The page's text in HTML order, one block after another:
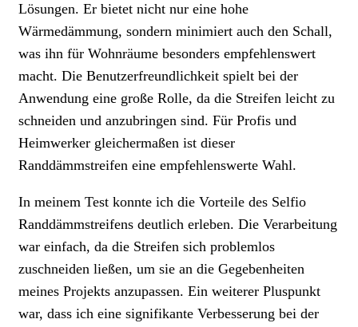
Lösungen. Er bietet nicht nur eine hohe
Wärmedämmung, sondern minimiert auch den Schall,
was ihn für Wohnräume besonders empfehlenswert
macht. Die Benutzerfreundlichkeit spielt bei der
Anwendung eine große Rolle, da die Streifen leicht zu
schneiden und anzubringen sind. Für Profis und
Heimwerker gleichermaßen ist dieser
Randdämmstreifen eine empfehlenswerte Wahl.
In meinem Test konnte ich die Vorteile des Selfio
Randdämmstreifens deutlich erleben. Die Verarbeitung
war einfach, da die Streifen sich problemlos
zuschneiden ließen, um sie an die Gegebenheiten
meines Projekts anzupassen. Ein weiterer Pluspunkt
war, dass ich eine signifikante Verbesserung bei der